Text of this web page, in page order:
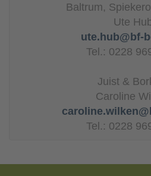
Baltrum,
Ute
ute.hub@bf-
Tel.: 0228
Juist &
Caroline
Tel.: 0228